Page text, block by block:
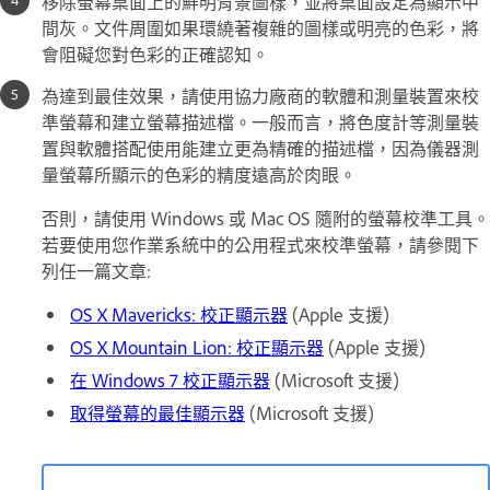
間灰。文件周圍如果環繞著複雜的圖樣或明亮的色彩，將
會阻礙您對色彩的正確認知。
為達到最佳效果，請使用協力廠商的軟體和測量裝置來校
準螢幕和建立螢幕描述檔。一般而言，將色度計等測量裝
置與軟體搭配使用能建立更為精確的描述檔，因為儀器測
量螢幕所顯示的色彩的精度遠高於肉眼。
否則，請使用 Windows 或 Mac OS 隨附的螢幕校準工具。
若要使用您作業系統中的公用程式來校準螢幕，請參閱下
列任一篇文章:
OS X Mavericks: 校正顯示器 (Apple 支援)
OS X Mountain Lion: 校正顯示器 (Apple 支援)
在 Windows 7 校正顯示器 (Microsoft 支援)
取得螢幕的最佳顯示器 (Microsoft 支援)